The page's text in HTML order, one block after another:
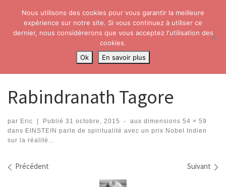
Skip to content
Search
EINSTEIN parle de spiritualité avec un prix Nobel Indien sur la
Rabindranath Tagore
Rabindranath Tagore
par Eric | Publié 31 octobre, 2015 - aux dimensions 54 × 59
dans EINSTEIN parle de spiritualité avec un prix Nobel Indien
sur la réalité…
Navigation dans les images
Précédent Suivant
Nous utilisons des cookies pour vous garantir la meilleure
expérience sur notre site. Si vous continuez à utiliser ce
dernier, nous considérerons que vous acceptez l'utilisation des
cookies.
Ok
En savoir plus